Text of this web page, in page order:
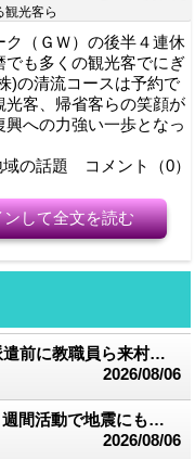
観光客ら
（ＧＷ）の後半４連休
も多くの観光客でにぎ
)の清流コースは予約で
客、帰省客らの笑顔が
への力強い一歩となっ
の話題 コメント（0）
ンして全文を読む
ら来村 台湾交流スタート
2026/08/06
地震にも言及 渡保育園
2026/08/06